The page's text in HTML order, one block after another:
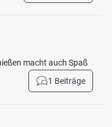
macht auch Spaß
1 Beiträge